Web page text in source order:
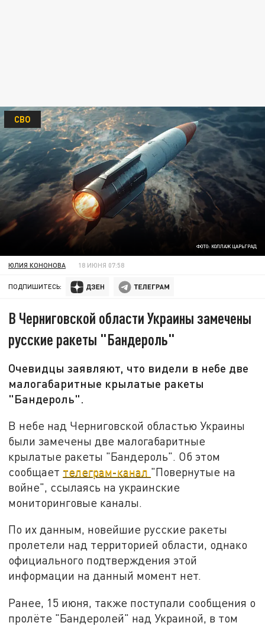
ФОТО: КОЛЛАЖ ЦАРЬГРАД
СВО
ЮЛИЯ КОНОНОВА 18 ИЮНЯ 07:58
ПОДПИШИТЕСЬ:
В Черниговской области Украины замечены
русские ракеты "Бандероль"
Очевидцы заявляют, что видели в небе две
малогабаритные крылатые ракеты
"Бандероль".
В небе над Черниговской областью Украины
были замечены две малогабаритные
крылатые ракеты "Бандероль". Об этом
сообщает телеграм-канал "Повернутые на
войне", ссылаясь на украинские
мониторинговые каналы.
По их данным, новейшие русские ракеты
пролетели над территорией области, однако
официального подтверждения этой
информации на данный момент нет.
Ранее, 15 июня, также поступали сообщения о
пролёте "Бандеролей" над Украиной, в том